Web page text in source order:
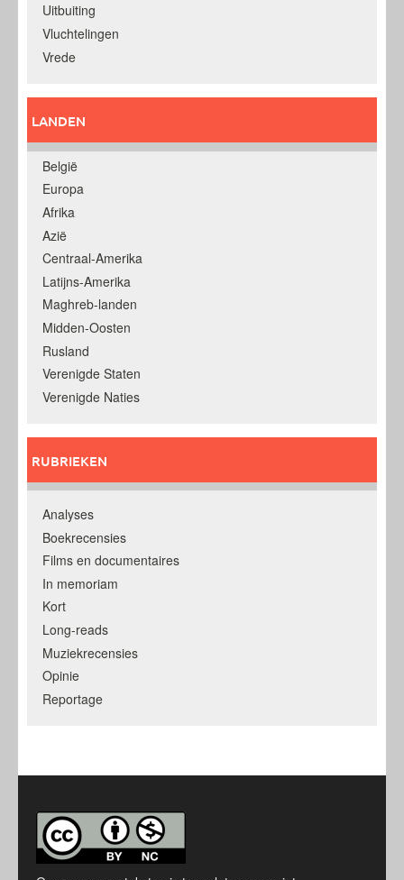
Uitbuiting
Vluchtelingen
Vrede
LANDEN
België
Europa
Afrika
Azië
Centraal-Amerika
Latijns-Amerika
Maghreb-landen
Midden-Oosten
Rusland
Verenigde Staten
Verenigde Naties
RUBRIEKEN
Analyses
Boekrecensies
Films en documentaires
In memoriam
Kort
Long-reads
Muziekrecensies
Opinie
Reportage